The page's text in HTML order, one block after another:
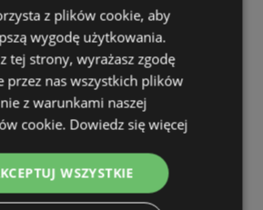
Maxi Zoo
TEDi
z plików cookie, aby
wygodę użytkowania.
tej strony, wyrażasz zgodę
przez nas wszystkich plików
z warunkami naszej
cookie. Dowiedz się więcej
WSZYSTKIE